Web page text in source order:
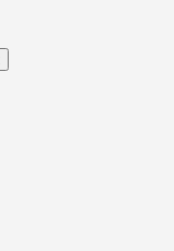
"Культура